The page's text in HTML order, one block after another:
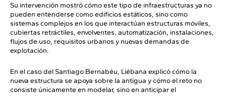
Su intervención mostró cómo este tipo de infraestructuras ya no
pueden entenderse como edificios estáticos, sino como
sistemas complejos en los que interactúan estructuras móviles,
cubiertas retráctiles, envolventes, automatización, instalaciones,
flujos de uso, requisitos urbanos y nuevas demandas de
explotación.
En el caso del Santiago Bernabéu, Liébana explicó cómo la
nueva estructura se apoya sobre la antigua y cómo el reto no
consiste únicamente en modelar, sino en anticipar el